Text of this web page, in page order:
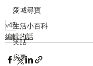
愛城尋寶
生活小百科
笑話
房事
v45
編輯的話